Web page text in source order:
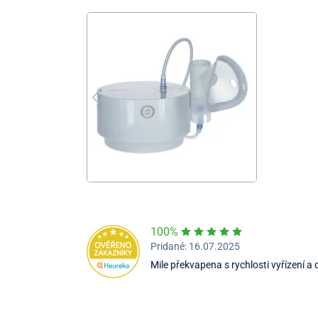
100%
Pridané: 16.07.2025
Mile překvapena s rychlosti vyřízení a